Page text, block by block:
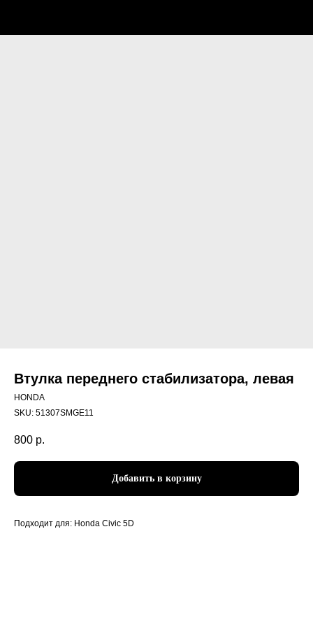
Втулка переднего стабилизатора, левая
HONDA
SKU: 51307SMGE11
800 р.
Добавить в корзину
Подходит для: Honda Civic 5D